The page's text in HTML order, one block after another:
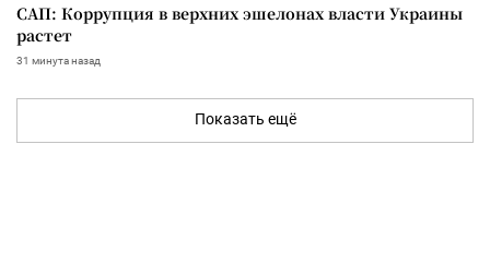
САП: Коррупция в верхних эшелонах власти Украины
растет
31 минута назад
Показать ещё